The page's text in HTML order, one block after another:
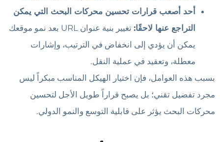
أحد أصعب قرارات تحسين محركات البحث التي يمكن
التراجع عنها لاحقًا:
تغيير بنية عنوان URL بعد نمو موقعك
يمكن أن يؤدي إلى انخفاض في الترتيب، وإشارات
معطلة، وتعقيد في عملية النقل.
بسبب هذه العوامل، فإن اختيار الهيكل المناسب مبكراً ليس
مجرد تفضيل تقني؛ بل يصبح قراراً طويل الأجل لتحسين
محركات البحث يؤثر على قابلية التوسع والنمو الدولي.